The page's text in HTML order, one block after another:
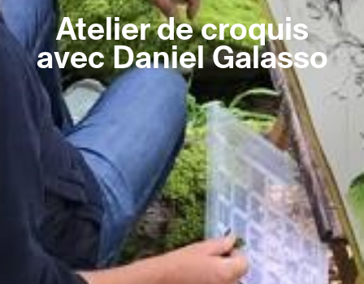
Atelier de croquis
avec Daniel Galasso